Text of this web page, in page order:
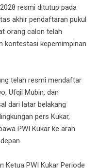
resmi ditutup pada
akhir pendaftaran pukul
orang calon telah
kontestasi kepemimpinan
telah resmi mendaftar
Ufqil Mubin, dan
dari latar belakang
pers Kukar,
PWI Kukar ke arah
Ketua PWI Kukar Periode